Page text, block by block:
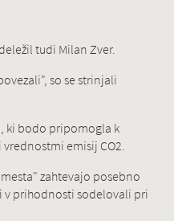
tudi Milan Zver.
so se strinjali
ki bodo pripomogla k
emisij CO2.
zahtevajo posebno
v prihodnosti sodelovali pri